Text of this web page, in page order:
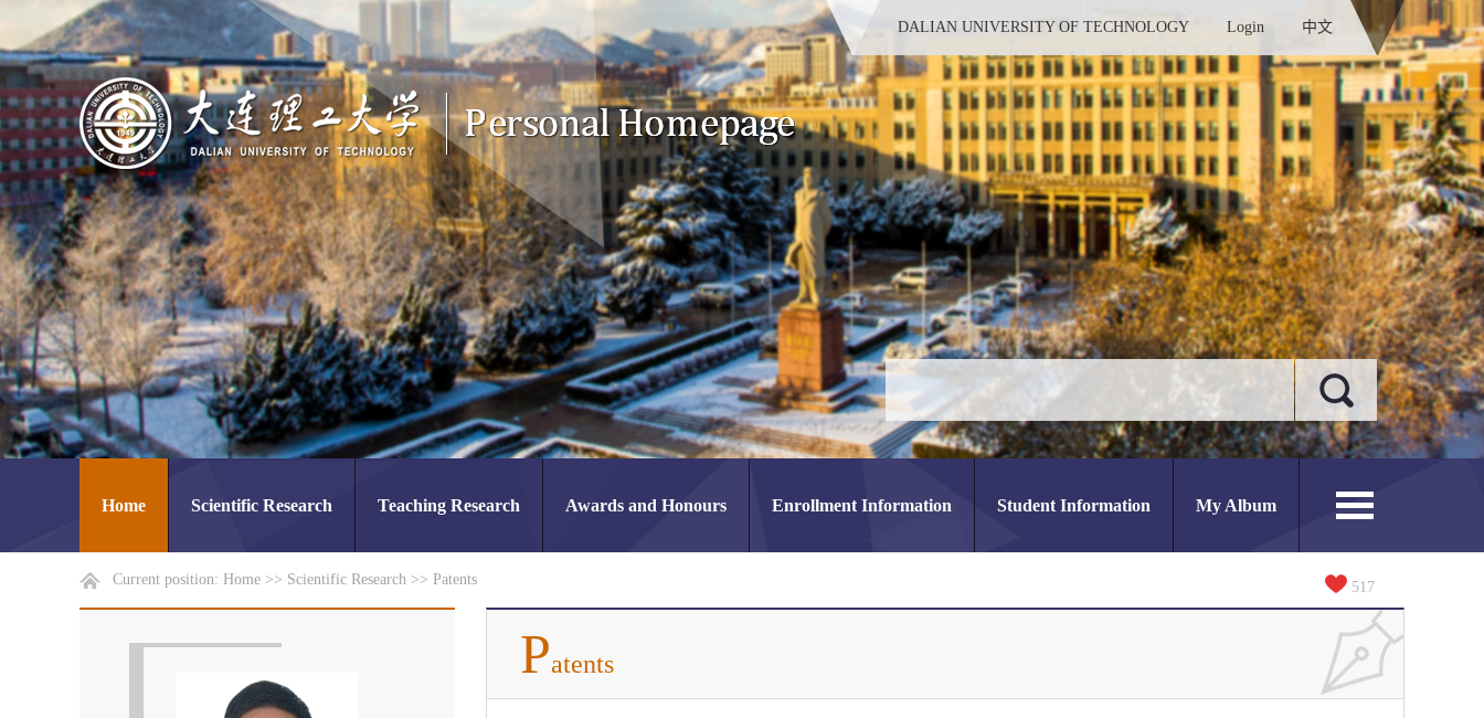
DALIAN UNIVERSITY OF TECHNOLOGY Login 中文
Home Scientific Research Teaching Research Awards and Honours Enrollment Information Student Information My Album
Current position: Home >> Scientific Research >> Patents 517
Patents